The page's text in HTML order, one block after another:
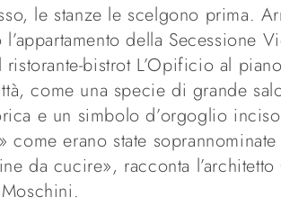
le stanze le scelgono prima.
l’appartamento della Secessione
ristorante-bistrot L’Opificio al
come una specie di grande
e un simbolo d’orgoglio
come erano state
da cucire», racconta